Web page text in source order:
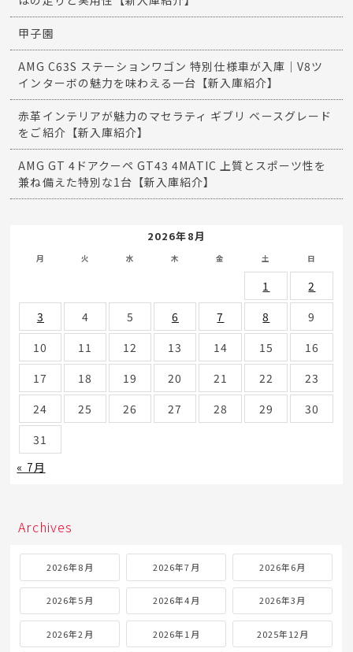
甲子園
AMG C63S ステーションワゴン 特別仕様車が入庫｜V8ツ
インターボの魅力を味わえる一台【新入庫紹介】
赤革インテリアが魅力のマセラティ ギブリ ベースグレード
をご紹介【新入庫紹介】
AMG GT 4ドアクーペ GT43 4MATIC 上質とスポーツ性を
兼ね備えた特別な1台【新入庫紹介】
2026年8月
月 火 水 木 金 土 日
1
2
3
4 5 6 7 8
9
10
11 12 13 14 15
16
17
18 19 20 21 22
23
24
25 26 27 28 29
30
31
« 7月
Archives
2026年8月 2026年7月 2026年6月
2026年5月 2026年4月 2026年3月
2026年2月 2026年1月 2025年12月